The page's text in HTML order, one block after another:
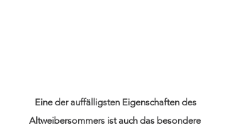
Eine der auffälligsten Eigenschaften des
Altweibersommers ist auch das besondere